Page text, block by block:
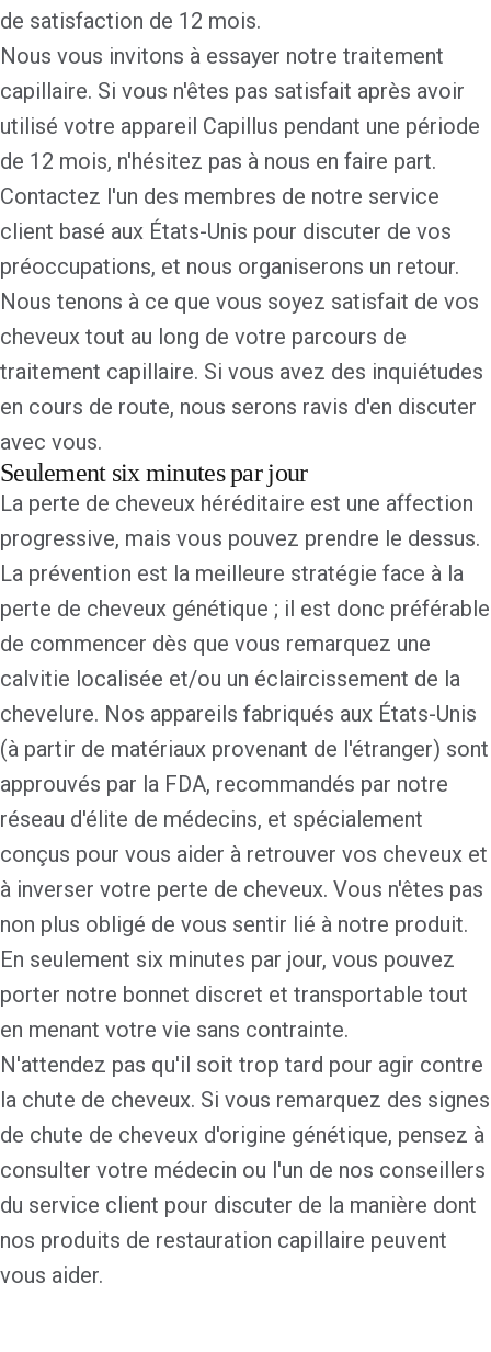
de satisfaction de 12 mois.
Nous vous invitons à essayer notre traitement
capillaire. Si vous n'êtes pas satisfait après avoir
utilisé votre appareil Capillus pendant une période
de 12 mois, n'hésitez pas à nous en faire part.
Contactez l'un des membres de notre service
client basé aux États-Unis pour discuter de vos
préoccupations, et nous organiserons un retour.
Nous tenons à ce que vous soyez satisfait de vos
cheveux tout au long de votre parcours de
traitement capillaire. Si vous avez des inquiétudes
en cours de route, nous serons ravis d'en discuter
avec vous.
Seulement six minutes par jour
La perte de cheveux héréditaire est une affection
progressive, mais vous pouvez prendre le dessus.
La prévention est la meilleure stratégie face à la
perte de cheveux génétique ; il est donc préférable
de commencer dès que vous remarquez une
calvitie localisée et/ou un éclaircissement de la
chevelure. Nos appareils fabriqués aux États-Unis
(à partir de matériaux provenant de l'étranger) sont
approuvés par la FDA, recommandés par notre
réseau d'élite de médecins, et spécialement
conçus pour vous aider à retrouver vos cheveux et
à inverser votre perte de cheveux. Vous n'êtes pas
non plus obligé de vous sentir lié à notre produit.
En seulement six minutes par jour, vous pouvez
porter notre bonnet discret et transportable tout
en menant votre vie sans contrainte.
N'attendez pas qu'il soit trop tard pour agir contre
la chute de cheveux. Si vous remarquez des signes
de chute de cheveux d'origine génétique, pensez à
consulter votre médecin ou l'un de nos conseillers
du service client pour discuter de la manière dont
nos produits de restauration capillaire peuvent
vous aider.